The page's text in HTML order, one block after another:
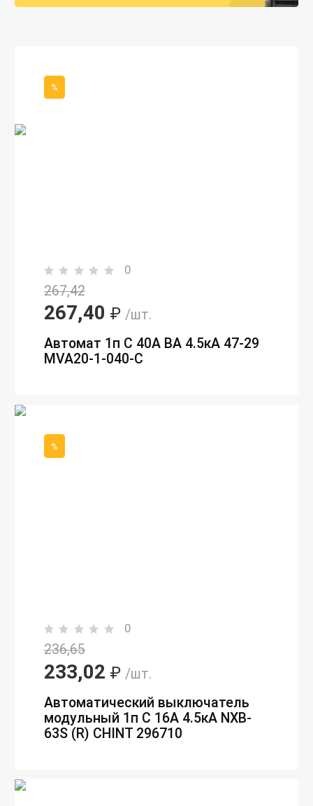
%
0
267,42
267,40 ₽ /шт.
Автомат 1п С 40А ВА 4.5кА 47-29
MVA20-1-040-C
%
0
236,65
233,02 ₽ /шт.
Автоматический выключатель
модульный 1п C 16А 4.5кА NXB-
63S (R) CHINT 296710